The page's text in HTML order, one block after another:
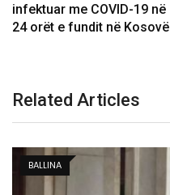
infektuar me COVID-19 në
24 orët e fundit në Kosovë
Related Articles
BALLINA